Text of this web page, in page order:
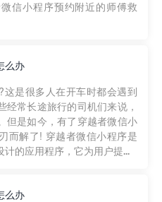
信小程序预约附近的师傅救
么办
这是很多人在开车时都会遇到
经常长途旅行的司机们来说，
但是如今，有了穿越者微信小
而解了! 穿越者微信小程序是
的应用程序，它为用户提...
么办